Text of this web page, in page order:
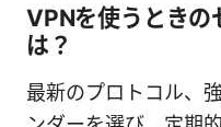
VPNを使うときの
は？
最新のプロトコル、